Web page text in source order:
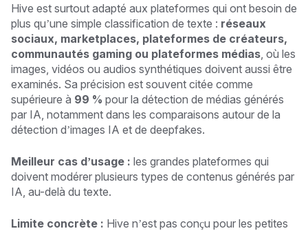
Hive est surtout adapté aux plateformes qui ont besoin de
plus qu’une simple classification de texte : réseaux
sociaux, marketplaces, plateformes de créateurs,
communautés gaming ou plateformes médias , où les
images, vidéos ou audios synthétiques doivent aussi être
examinés. Sa précision est souvent citée comme
supérieure à 99 % pour la détection de médias générés
par IA, notamment dans les comparaisons autour de la
détection d’images IA et de deepfakes.
Meilleur cas d’usage : les grandes plateformes qui
doivent modérer plusieurs types de contenus générés par
IA, au-delà du texte.
Limite concrète : Hive n’est pas conçu pour les petites